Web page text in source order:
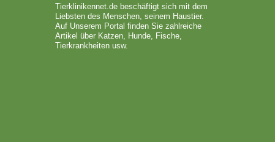
Tierklinikennet.de beschäftigt sich mit dem
Liebsten des Menschen, seinem Haustier.
Auf Unserem Portal finden Sie zahlreiche
Artikel über Katzen, Hunde, Fische,
Tierkrankheiten usw.